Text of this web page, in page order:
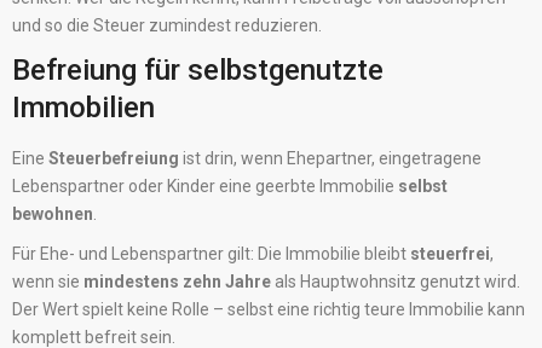
und so die Steuer zumindest reduzieren.
Befreiung für selbstgenutzte
Immobilien
Eine Steuerbefreiung ist drin, wenn Ehepartner, eingetragene
Lebenspartner oder Kinder eine geerbte Immobilie selbst
bewohnen
Für Ehe- und Lebenspartner gilt: Die Immobilie bleibt steuerfrei,
wenn sie mindestens zehn Jahre als Hauptwohnsitz genutzt wird.
Der Wert spielt keine Rolle – selbst eine richtig teure Immobilie kann
komplett befreit sein.